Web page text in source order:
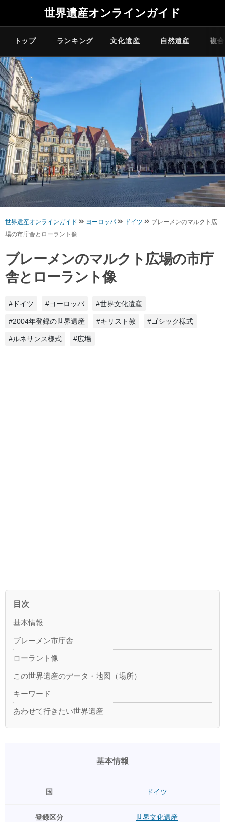
世界遺産オンラインガイド
トップ ランキング 文化遺産 自然遺産 複
世界遺産オンラインガイド ヨーロッパ ドイツ
ブレーメンのマルクト広
場の市庁舎とローラント像
ブレーメンのマルクト広場の市庁
舎とローラント像
#ドイツ #ヨーロッパ #世界文化遺産
#2004年登録の世界遺産 #キリスト教 #ゴシック様式
#ルネサンス様式 #広場
目次
基本情報
ブレーメン市庁舎
ローラント像
この世界遺産のデータ・地図（場所）
キーワード
あわせて行きたい世界遺産
基本情報
国 ドイツ
登録区分 世界文化遺産